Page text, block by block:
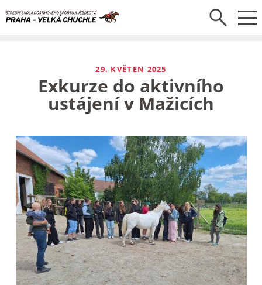
Exkurze do aktivního
ustájení v Mažicích
29. KVĚTEN 2025